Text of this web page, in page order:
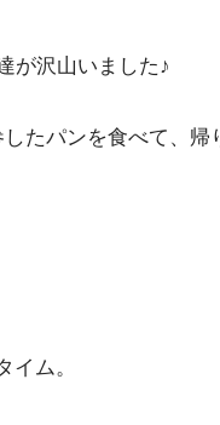
が沢山いました♪
たパンを食べて、帰
ム。